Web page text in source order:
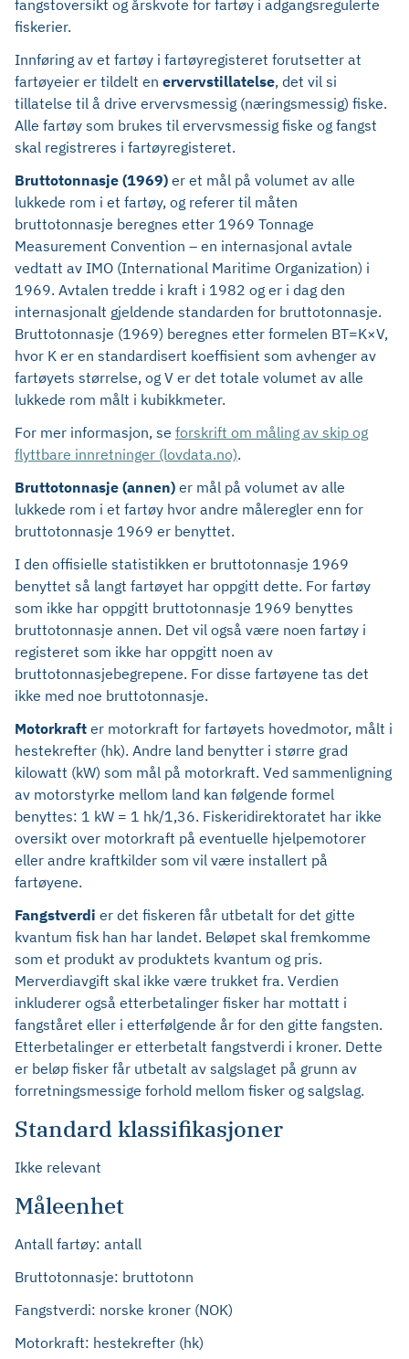
fangstoversikt og årskvote for fartøy i adgangsregulerte
fiskerier.
Innføring av et fartøy i fartøyregisteret forutsetter at
fartøyeier er tildelt en ervervstillatelse, det vil si
tillatelse til å drive ervervsmessig (næringsmessig) fiske.
Alle fartøy som brukes til ervervsmessig fiske og fangst
skal registreres i fartøyregisteret.
Bruttotonnasje (1969) er et mål på volumet av alle
lukkede rom i et fartøy, og referer til måten
bruttotonnasje beregnes etter 1969 Tonnage
Measurement Convention – en internasjonal avtale
vedtatt av IMO (International Maritime Organization) i
1969. Avtalen tredde i kraft i 1982 og er i dag den
internasjonalt gjeldende standarden for bruttotonnasje.
Bruttotonnasje (1969) beregnes etter formelen BT=K×V,
hvor K er en standardisert koeffisient som avhenger av
fartøyets størrelse, og V er det totale volumet av alle
lukkede rom målt i kubikkmeter.
For mer informasjon, se forskrift om måling av skip og
flyttbare innretninger (lovdata.no).
Bruttotonnasje (annen) er mål på volumet av alle
lukkede rom i et fartøy hvor andre måleregler enn for
bruttotonnasje 1969 er benyttet.
I den offisielle statistikken er bruttotonnasje 1969
benyttet så langt fartøyet har oppgitt dette. For fartøy
som ikke har oppgitt bruttotonnasje 1969 benyttes
bruttotonnasje annen. Det vil også være noen fartøy i
registeret som ikke har oppgitt noen av
bruttotonnasjebegrepene. For disse fartøyene tas det
ikke med noe bruttotonnasje.
Motorkraft er motorkraft for fartøyets hovedmotor, målt i
hestekrefter (hk). Andre land benytter i større grad
kilowatt (kW) som mål på motorkraft. Ved sammenligning
av motorstyrke mellom land kan følgende formel
benyttes: 1 kW = 1 hk/1,36. Fiskeridirektoratet har ikke
oversikt over motorkraft på eventuelle hjelpemotorer
eller andre kraftkilder som vil være installert på
fartøyene.
Fangstverdi er det fiskeren får utbetalt for det gitte
kvantum fisk han har landet. Beløpet skal fremkomme
som et produkt av produktets kvantum og pris.
Merverdiavgift skal ikke være trukket fra. Verdien
inkluderer også etterbetalinger fisker har mottatt i
fangståret eller i etterfølgende år for den gitte fangsten.
Etterbetalinger er etterbetalt fangstverdi i kroner. Dette
er beløp fisker får utbetalt av salgslaget på grunn av
forretningsmessige forhold mellom fisker og salgslag.
Standard klassifikasjoner
Ikke relevant
Måleenhet
Antall fartøy: antall
Bruttotonnasje: bruttotonn
Fangstverdi: norske kroner (NOK)
Motorkraft: hestekrefter (hk)